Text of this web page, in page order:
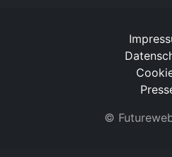
©